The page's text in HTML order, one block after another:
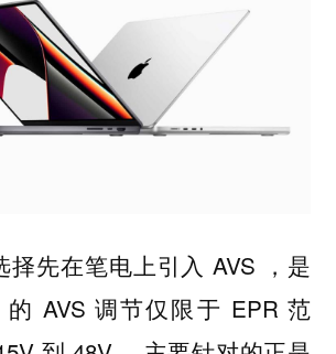
择先在笔电上引入 AVS ，是
AVS 调节仅限于 EPR 范